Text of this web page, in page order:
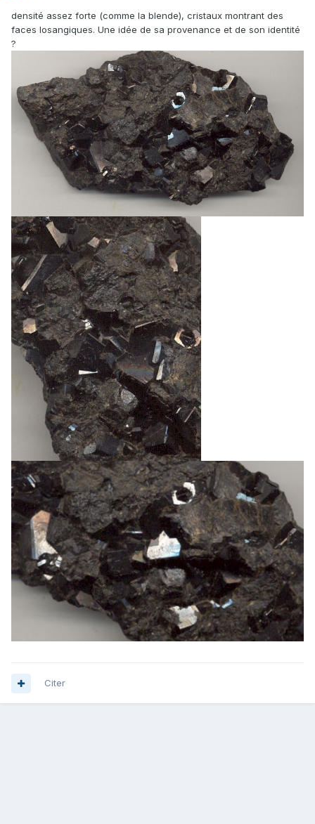
densité assez forte (comme la blende), cristaux montrant des
faces losangiques. Une idée de sa provenance et de son identité
?
Citer